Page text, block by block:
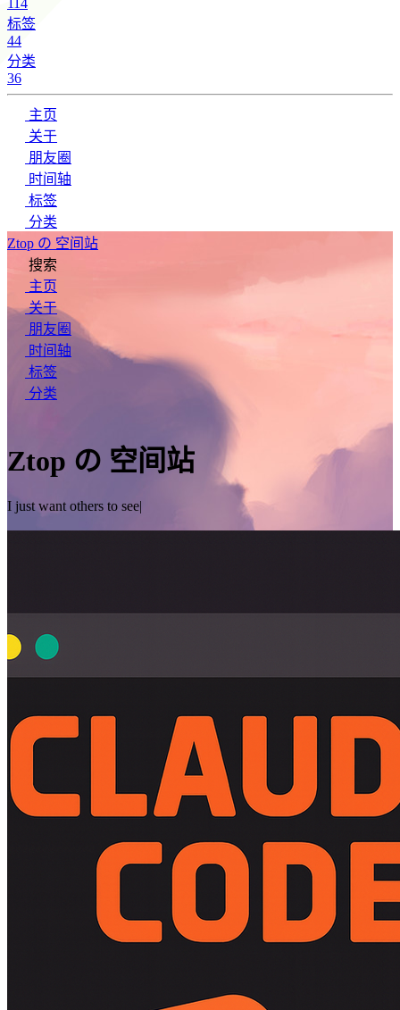
114
标签
44
分类
36
主页
关于
朋友圈
时间轴
标签
分类
Ztop の 空间站
搜索
主页
关于
朋友圈
时间轴
标签
分类
Ztop の 空间站
I just want others to see me better